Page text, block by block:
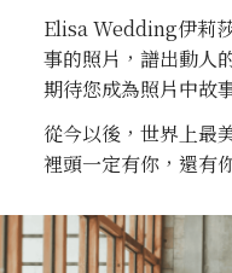
Elisa Wedding伊莉
事的照片，譜出動人
期待您成為照片中故
從今以後，世界上最
裡頭一定有你，還有